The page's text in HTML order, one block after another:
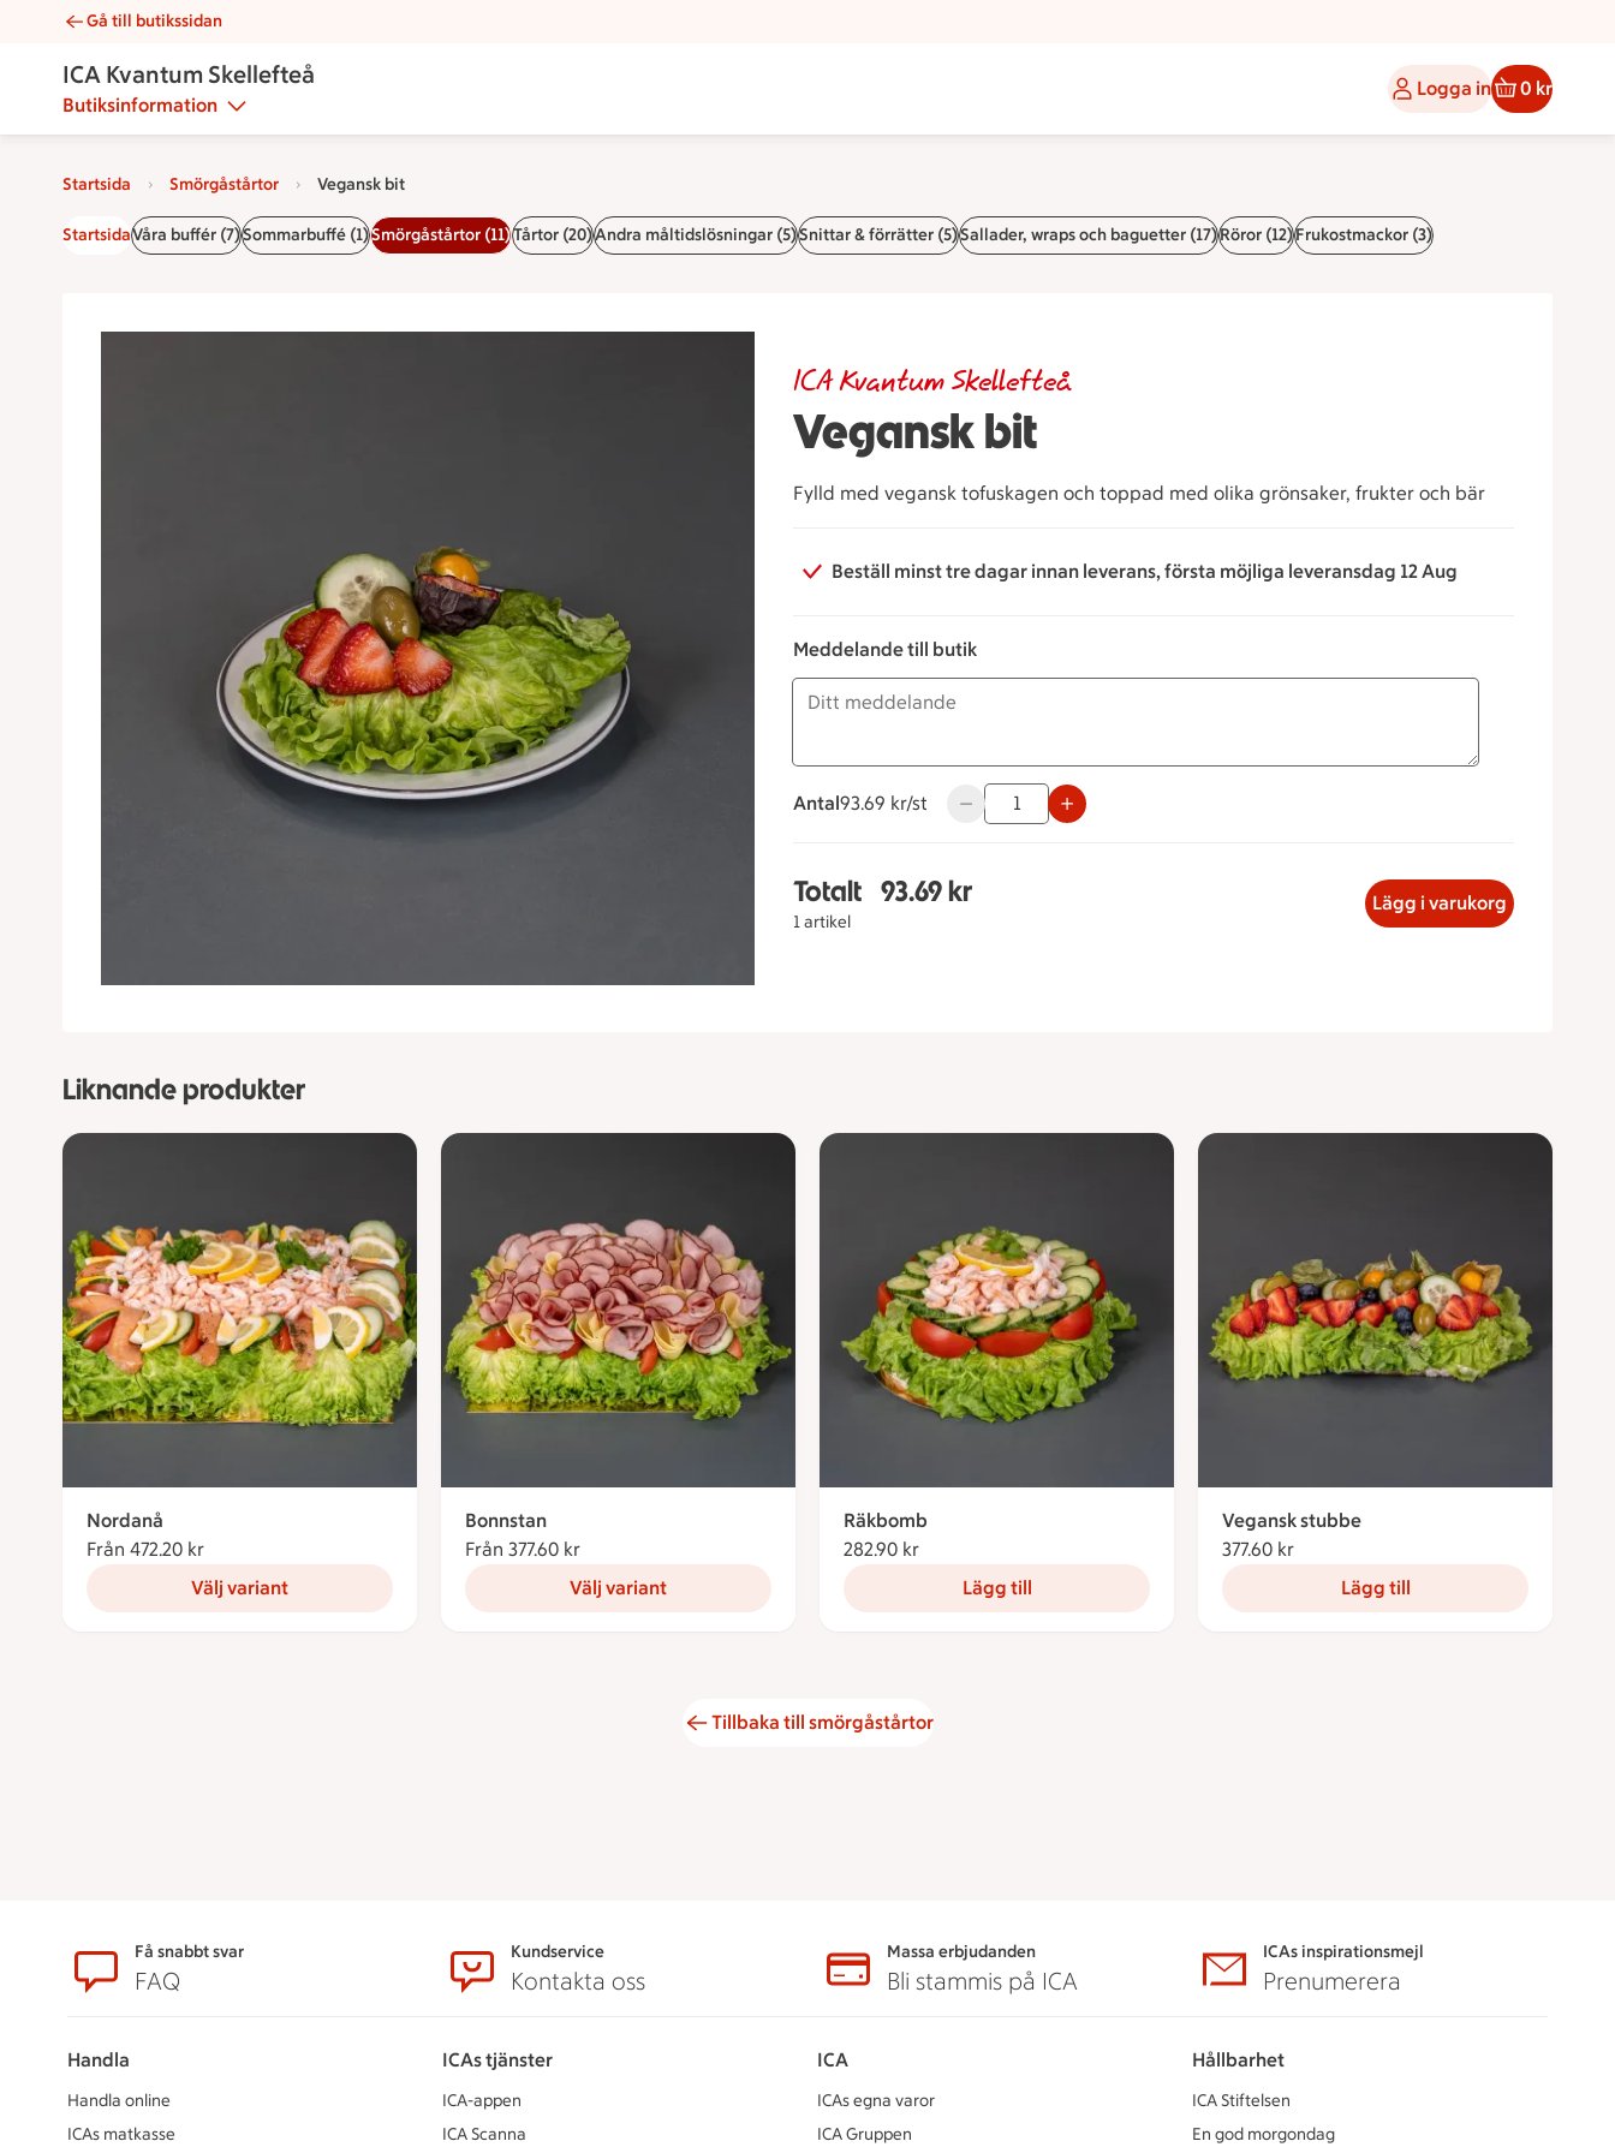
Vegansk bit | Catering ICA Kvantum Skellefteå
Gå till butikssidan
ICA Kvantum Skellefteå
Butiksinformation
Logga in 0 kr
Startsida Smörgåstårtor Vegansk bit
StartsidaVåra buffér (7)Sommarbuffé (1)Smörgåstårtor (11)Tårtor (20)Andra måltidslösningar (5)Snittar & förrätter (5)Sallader, wraps och baguetter (17)Röror (12)Frukostmackor (3)
Vegansk bit
ICA Kvantum Skellefteå
Fylld med vegansk tofuskagen och toppad med olika grönsaker, frukter och bär
Beställ minst tre dagar innan leverans, första möjliga leveransdag 12 Aug
Meddelande till butik
Antal
93.69 kronor styck
93.69 kr/st Använd knapparna för att minska eller öka värdet, eller ange ett värde
Totalt
1 artikel
Totalt 1 stycken Vegansk bit, 93.69 kronor
93.69 kr Lägg i varukorg
Liknande produkter
Nordanå
Från 472.20 kr
Välj variant
Bonnstan
Från 377.60 kr
Välj variant
Räkbomb
282.90 kr
Lägg till
Vegansk stubbe
377.60 kr
Lägg till
Tillbaka till smörgåstårtor
SidfotFå snabbt svar
FAQ
Kundservice
Kontakta oss
Massa erbjudanden
Bli stammis på ICA
ICAs inspirationsmejl
Prenumerera
Handla
Handla online
ICAs matkasse
ICAs tjänster
ICA-appen
ICA Scanna
ICA
ICAs egna varor
ICA Gruppen
Hållbarhet
ICA Stiftelsen
En god morgondag